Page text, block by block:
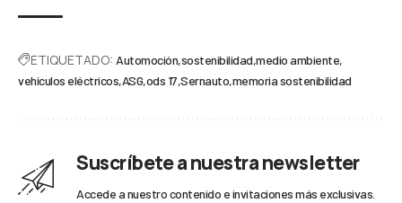
ETIQUETADO: Automoción sostenibilidad medio ambiente
vehículos eléctricos ASG ods 17 Sernauto memoria sostenibilidad
Suscríbete a nuestra newsletter
Accede a nuestro contenido e invitaciones más exclusivas.